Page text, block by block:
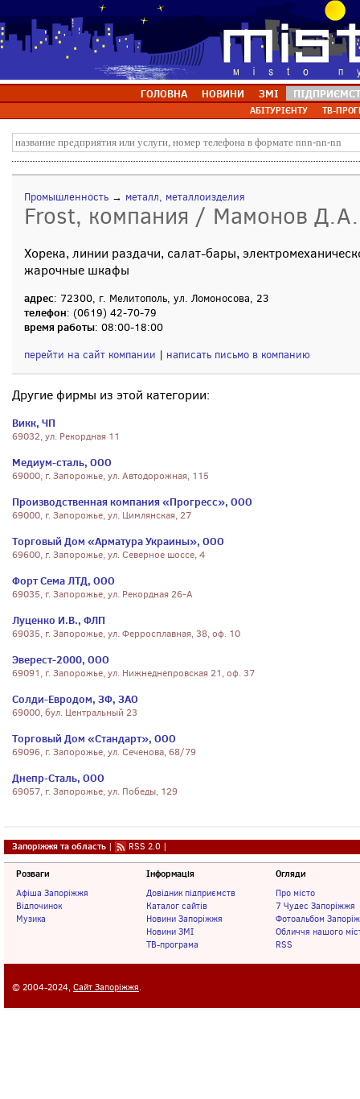
ГОЛОВНА НОВИНИ ЗМІ
АБІТУРІЄНТУ ТВ-
Промышленность → металл, металлоизделия
Frost, компания / Мамонов
Хорека, линии раздачи, салат-бары,
жарочные шкафы
адрес: 72300, г. Мелитополь, ул. Ломоносова, 23
телефон: (0619) 42-70-79
время работы: 08:00-18:00
перейти на сайт компании | написать письмо в компанию
Другие фирмы из этой категории:
Викк, ЧП
69032, ул. Рекордная 11
Медиум-сталь, ООО
69000, г. Запорожье, ул. Автодорожная, 115
Производственная компания «Прогресс», ООО
69000, г. Запорожье, ул. Цимлянская, 27
Торговый Дом «Арматура Украины», ООО
69600, г. Запорожье, ул. Северное шоссе, 4
Форт Сема ЛТД, ООО
69035, г. Запорожье, ул. Рекордная 26-А
Луценко И.В., ФЛП
69035, г. Запорожье, ул. Ферросплавная, 38, оф. 10
Эверест-2000, ООО
69091, г. Запорожье, ул. Нижнеднепровская 21, оф. 37
Солди-Евродом, ЗФ, ЗАО
69000, бул. Центральный 23
Торговый Дом «Стандарт», ООО
69096, г. Запорожье, ул. Сеченова, 68/79
Днепр-Сталь, ООО
69057, г. Запорожье, ул. Победы, 129
Запоріжжя та область | RSS 2.0 |
Розваги
Афіша Запоріжжя
Відпочинок
Музика
Інформація
Довідник підприємств
Каталог сайтів
Новини Запоріжжя
Новини ЗМІ
ТВ-програма
Огляди
Про місто
7 Чудес Запоріжжя
Фотоальбом
Обличчя нашого
RSS
© 2004-2024, Сайт Запоріжжя.